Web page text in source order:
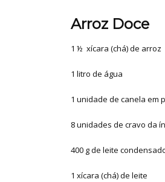
Arroz Doce
1 ½ xícara (chá) de arroz
1 litro de água
1 unidade de canela em
8 unidades de cravo da
400 g de leite
1 xícara (chá) de leite